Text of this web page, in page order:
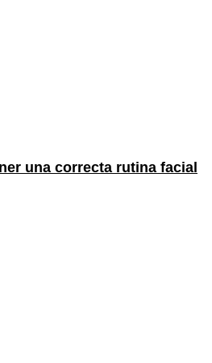
una correcta rutina facial